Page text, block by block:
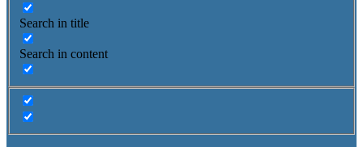
Search in title
Search in content